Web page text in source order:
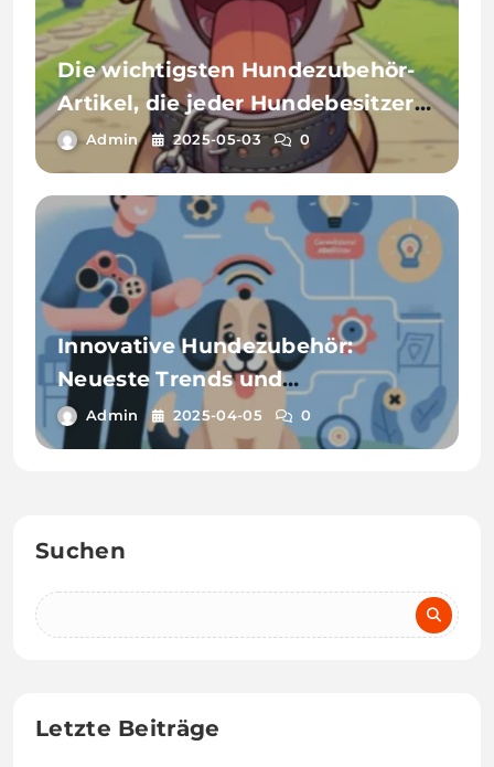
Die wichtigsten Hundezubehör-
Artikel, die jeder Hundebesitzer
haben sollte
Admin 2025-05-03 0
Innovative Hundezubehör:
Neueste Trends und
Entwicklungen für das
Wohlbefinden Ihres Vierbeiners
Admin 2025-04-05 0
Suchen
Letzte Beiträge